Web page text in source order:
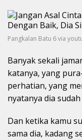
Pangkalan Batu 6 via
Banyak sekali
katanya, yang
perhatian, yang
nyatanya dia
Dan ketika kamu
sama dia, kadang